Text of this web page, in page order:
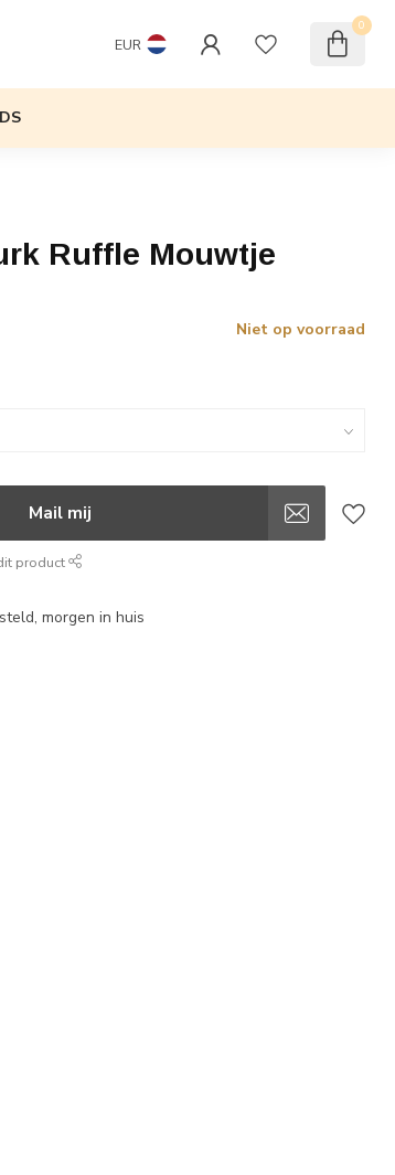
EUR
0
Ruffle Mouwtje
Niet op voorraad
Mail mij
product
morgen in huis